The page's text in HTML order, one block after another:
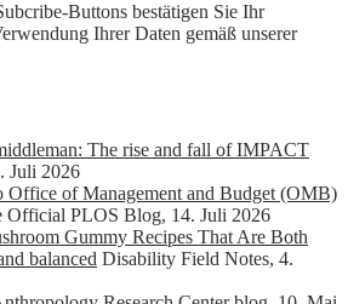
Buttons bestätigen Sie Ihr
Ihrer Daten gemäß unserer
The rise and fall of IMPACT
Juli 2026
Office of Management and Budget (OMB)
Official PLOS Blog, 14. Juli 2026
Gummy Recipes That Are Both
balanced Disability Field Notes, 4.